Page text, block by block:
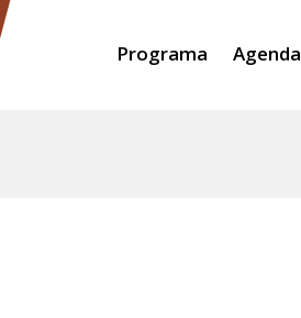
Programa Agenda